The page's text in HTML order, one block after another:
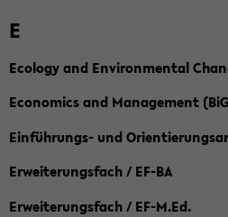
E
Ecology and Environmental
Economics and Management
Einführungs- und
Erweiterungsfach / EF-BA
Erweiterungsfach / EF-M.Ed.